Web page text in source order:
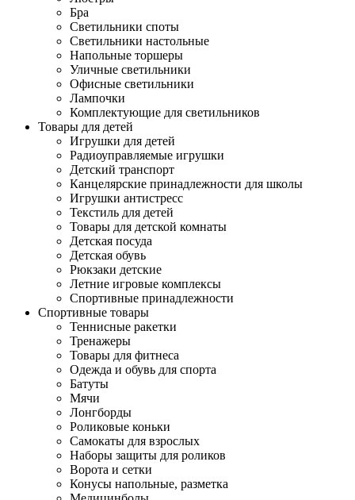
Бра
Светильники споты
Светильники настольные
Напольные торшеры
Уличные светильники
Офисные светильники
Лампочки
Комплектующие для светильников
Товары для детей
Игрушки для детей
Радиоуправляемые игрушки
Детский транспорт
Канцелярские принадлежности для школы
Игрушки антистресс
Текстиль для детей
Товары для детской комнаты
Детская посуда
Детская обувь
Рюкзаки детские
Летние игровые комплексы
Спортивные принадлежности
Спортивные товары
Теннисные ракетки
Тренажеры
Товары для фитнеса
Одежда и обувь для спорта
Батуты
Мячи
Лонгборды
Роликовые коньки
Самокаты для взрослых
Наборы защиты для роликов
Ворота и сетки
Конусы напольные, разметка